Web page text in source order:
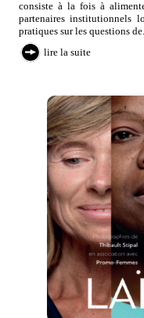
consiste à la fois à
partenaires institutionnels
pratiques sur les questions de...
lire la suite